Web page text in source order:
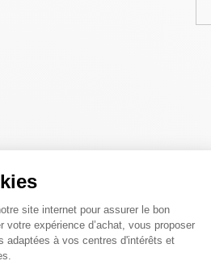
du
site internet pour assurer le bon
expérience d’achat, vous proposer
adaptées à vos centres d'intérêts et